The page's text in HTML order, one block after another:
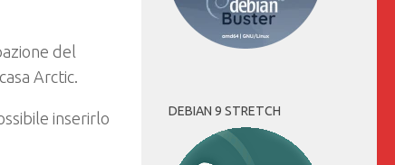
del
Arctic.
inserirlo
DEBIAN 9 STRETCH